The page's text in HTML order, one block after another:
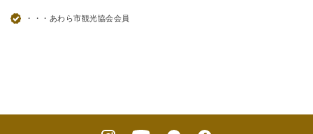
・・・あわら市観光協会会員